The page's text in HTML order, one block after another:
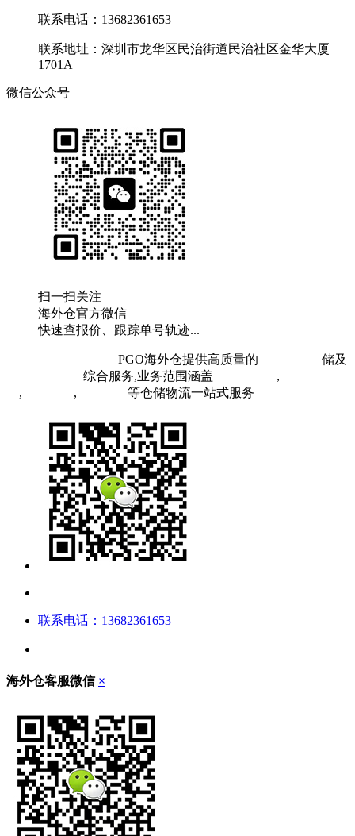
联系电话：13682361653
联系地址：深圳市龙华区民治街道民治社区金华大厦
1701A
微信公众号
扫一扫关注
海外仓官方微信
快速查报价、跟踪单号轨迹...
PGO海外仓提供高质量的
储及
综合服务,业务范围涵盖 ,
, , 等仓储物流一站式服务
联系电话：13682361653
海外仓客服微信 ×